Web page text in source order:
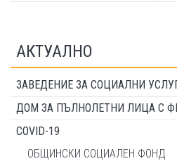
АКТУАЛНО
ЗАВЕДЕНИЕ ЗА СОЦИАЛНИ
ДОМ ЗА ПЪЛНОЛЕТНИ ЛИЦА С
COVID-19
ОБЩИНСКИ СОЦИАЛЕН ФОНД